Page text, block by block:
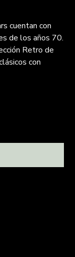
cuentan con
de los años 70.
Retro de
con